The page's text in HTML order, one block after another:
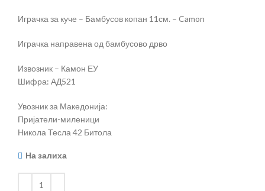
Играчка за куче – Бамбусов копан 11см. – Camon
Играчка направена од бамбусово дрво
Извозник – Камон ЕУ
Шифра: АД521
Увозник за Македонија:
Пријатели-миленици
Никола Тесла 42 Битола
На залиха